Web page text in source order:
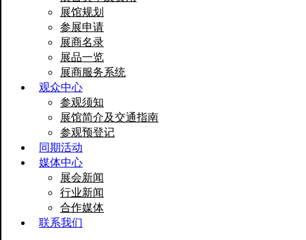
展馆规划
参展申请
展商名录
展品一览
展商服务系统
观众中心
参观须知
展馆简介及交通指南
参观预登记
同期活动
媒体中心
展会新闻
行业新闻
合作媒体
联系我们